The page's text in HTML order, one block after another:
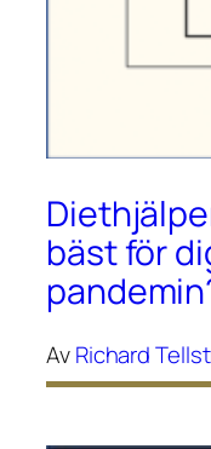
bäst för
AvRichard